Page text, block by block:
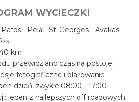
WYCIECZKI
- Peia - St. Georges - Avakas -
km
przewidziano czas na postoje i
fotograficzne i plażowanie
dzień, zwykle 08:00 - 17:00
jeden z najlepszych off roadowych